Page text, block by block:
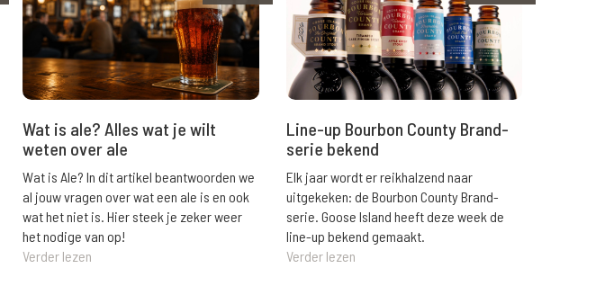
Wat is ale? Alles wat je wilt
weten over ale
Wat is Ale? In dit artikel beantwoorden we
al jouw vragen over wat een ale is en ook
wat het niet is. Hier steek je zeker weer
het nodige van op!
Verder lezen
Line-up Bourbon County Brand-
serie bekend
Elk jaar wordt er reikhalzend naar
uitgekeken: de Bourbon County Brand-
serie. Goose Island heeft deze week de
line-up bekend gemaakt.
Verder lezen